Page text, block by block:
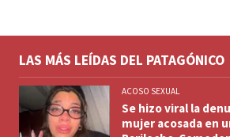
LAS MÁS LEÍDAS DEL PATAGÓNICO
ACOSO SEXUAL
Se hizo viral la
mujer acosada en